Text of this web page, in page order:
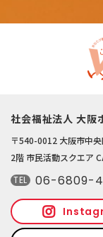
社会福祉法人 大阪
〒540-0012 大阪市中
2階 市民活動スクエア
TEL 06-6809-